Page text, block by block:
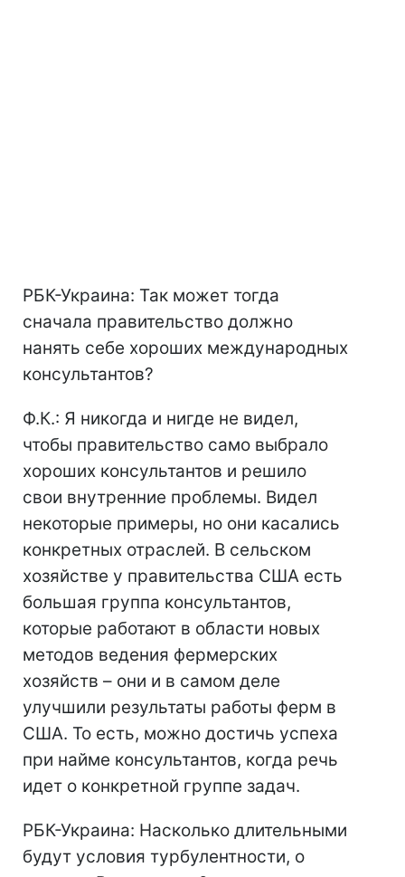
РБК-Украина: Так может тогда
сначала правительство должно
нанять себе хороших международных
консультантов?
Ф.К.: Я никогда и нигде не видел,
чтобы правительство само выбрало
хороших консультантов и решило
свои внутренние проблемы. Видел
некоторые примеры, но они касались
конкретных отраслей. В сельском
хозяйстве у правительства США есть
большая группа консультантов,
которые работают в области новых
методов ведения фермерских
хозяйств – они и в самом деле
улучшили результаты работы ферм в
США. То есть, можно достичь успеха
при найме консультантов, когда речь
идет о конкретной группе задач.
РБК-Украина: Насколько длительными
будут условия турбулентности, о